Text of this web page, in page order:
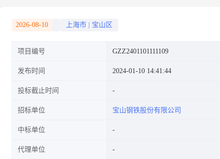
2026-08-10 上海市 宝山区
项目编号 GZZ2401101111109
发布时间 2024-01-10 14:41:44
投标截止时间
招标单位 宝山钢铁股份有限公司
中标单位
代理单位